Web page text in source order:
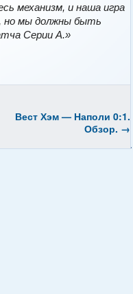
механизм, и наша игра
мы должны быть
Серии А.»
Вест Хэм — Наполи 0:1.
Обзор. →